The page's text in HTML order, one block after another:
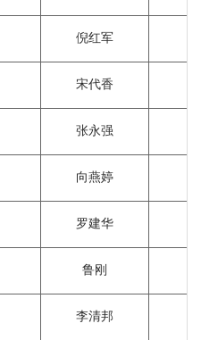
倪红军
宋代香
张永强
向燕婷
罗建华
鲁刚
李清邦